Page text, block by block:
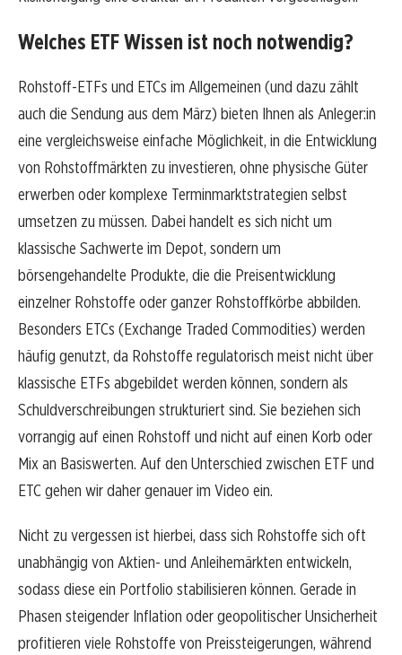
Welches ETF Wissen ist noch notwendig?
Rohstoff-ETFs und ETCs im Allgemeinen (und dazu zählt
auch die Sendung aus dem März) bieten Ihnen als Anleger:in
eine vergleichsweise einfache Möglichkeit, in die Entwicklung
von Rohstoffmärkten zu investieren, ohne physische Güter
erwerben oder komplexe Terminmarktstrategien selbst
umsetzen zu müssen. Dabei handelt es sich nicht um
klassische Sachwerte im Depot, sondern um
börsengehandelte Produkte, die die Preisentwicklung
einzelner Rohstoffe oder ganzer Rohstoffkörbe abbilden.
Besonders ETCs (Exchange Traded Commodities) werden
häufig genutzt, da Rohstoffe regulatorisch meist nicht über
klassische ETFs abgebildet werden können, sondern als
Schuldverschreibungen strukturiert sind. Sie beziehen sich
vorrangig auf einen Rohstoff und nicht auf einen Korb oder
Mix an Basiswerten. Auf den Unterschied zwischen ETF und
ETC gehen wir daher genauer im Video ein.
Nicht zu vergessen ist hierbei, dass sich Rohstoffe sich oft
unabhängig von Aktien- und Anleihemärkten entwickeln,
sodass diese ein Portfolio stabilisieren können. Gerade in
Phasen steigender Inflation oder geopolitischer Unsicherheit
profitieren viele Rohstoffe von Preissteigerungen, während